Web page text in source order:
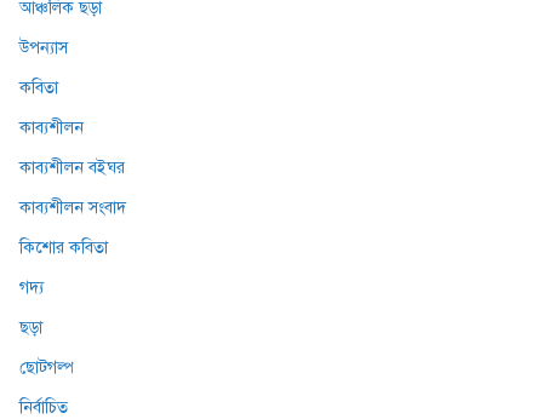
আঞ্চলিক ছড়া
উপন্যাস
কবিতা
কাব্যশীলন
কাব্যশীলন বইঘর
কাব্যশীলন সংবাদ
কিশোর কবিতা
গদ্য
ছড়া
ছোটগল্প
নির্বাচিত